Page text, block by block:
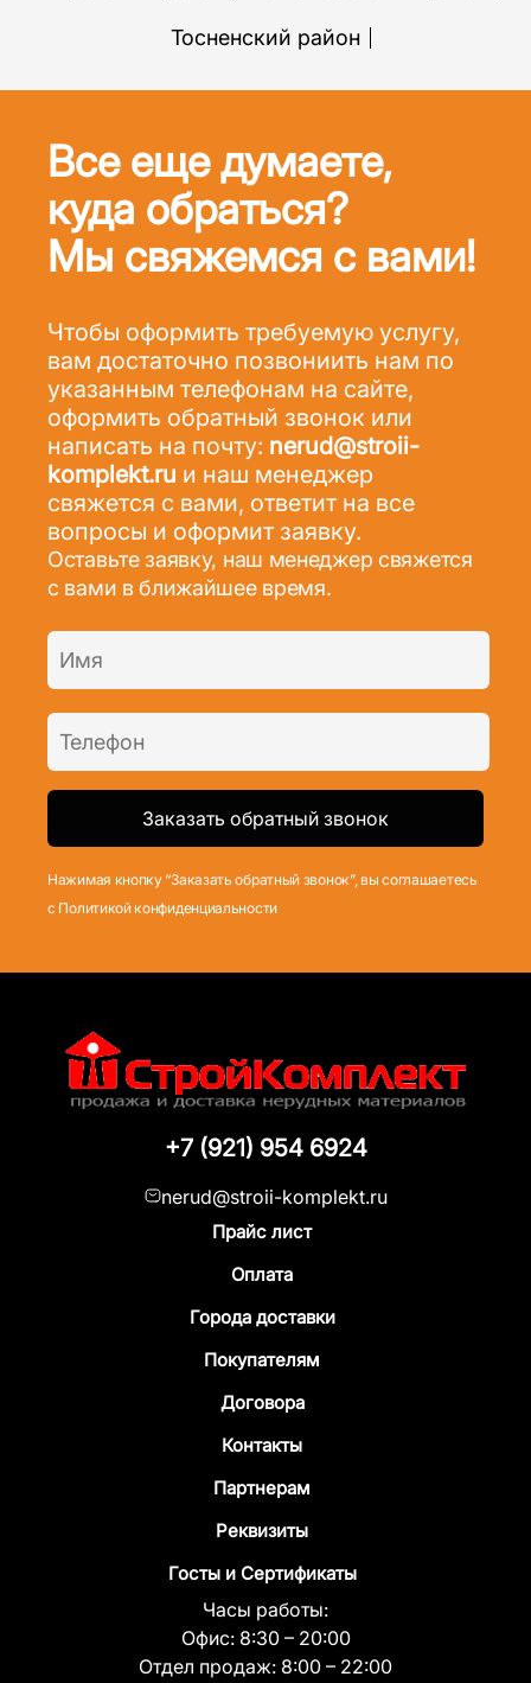
Тосненский район
Все еще думаете,
куда обраться?
Мы свяжемся с вами!
Чтобы оформить требуемую услугу,
вам достаточно позвониить нам по
указанным телефонам на сайте,
оформить обратный звонок или
написать на почту: nerud@stroii-
komplekt.ru и наш менеджер
свяжется с вами, ответит на все
вопросы и оформит заявку.
Оставьте заявку, наш менеджер свяжется
с вами в ближайшее время.
Нажимая кнопку “Заказать обратный звонок”, вы соглашаетесь
с Политикой конфиденциальности
+7 (921) 954 6924
nerud@stroii-komplekt.ru
Прайс лист
Оплата
Города доставки
Покупателям
Договора
Контакты
Партнерам
Реквизиты
Госты и Сертификаты
Часы работы:
Офис: 8:30 – 20:00
Отдел продаж: 8:00 – 22:00